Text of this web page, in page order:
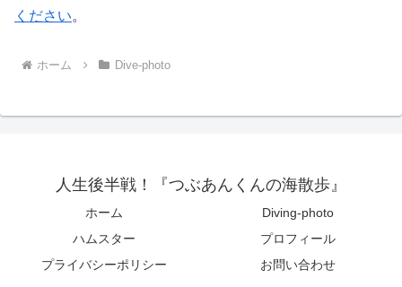
ください。
ホーム Dive-photo
人生後半戦！『つぶあんくんの海散歩』
ホーム
Diving-photo
ハムスター
プロフィール
プライバシーポリシー
お問い合わせ